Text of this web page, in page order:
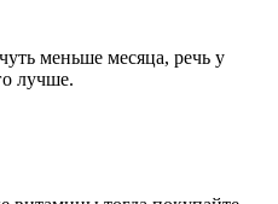
меньше месяца, речь у
лучше.